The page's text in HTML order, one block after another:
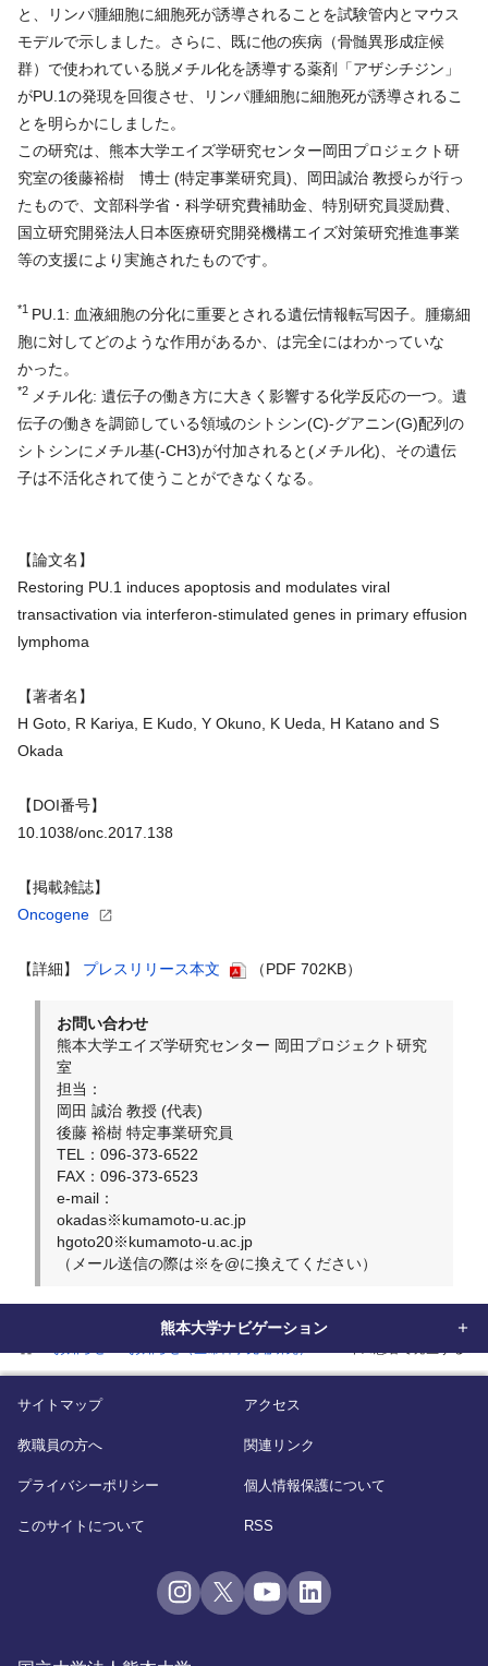
と、リンパ腫細胞に細胞死が誘導されることを試験管内とマウス
モデルで示しました。さらに、既に他の疾病（骨髄異形成症候
群）で使われている脱メチル化を誘導する薬剤「アザシチジン」
がPU.1の発現を回復させ、リンパ腫細胞に細胞死が誘導されるこ
とを明らかにしました。
この研究は、熊本大学エイズ学研究センター岡田プロジェクト研
究室の後藤裕樹 博士 (特定事業研究員)、岡田誠治 教授らが行っ
たもので、文部科学省・科学研究費補助金、特別研究員奨励費、
国立研究開発法人日本医療研究開発機構エイズ対策研究推進事業
等の支援により実施されたものです。
*1 PU.1: 血液細胞の分化に重要とされる遺伝情報転写因子。腫瘍細
胞に対してどのような作用があるか、は完全にはわかっていな
かった。
*2 メチル化: 遺伝子の働き方に大きく影響する化学反応の一つ。遺
伝子の働きを調節している領域のシトシン(C)-グアニン(G)配列の
シトシンにメチル基(-CH3)が付加されると(メチル化)、その遺伝
子は不活化されて使うことができなくなる。
【論文名】
Restoring PU.1 induces apoptosis and modulates viral
transactivation via interferon-stimulated genes in primary effusion
lymphoma
【著者名】
H Goto, R Kariya, E Kudo, Y Okuno, K Ueda, H Katano and S
Okada
【DOI番号】
10.1038/onc.2017.138
【掲載雑誌】
Oncogene
【詳細】 プレスリリース本文 （PDF 702KB）
お問い合わせ
熊本大学エイズ学研究センター 岡田プロジェクト研究
室
担当：
岡田 誠治 教授 (代表)
後藤 裕樹 特定事業研究員
TEL：096-373-6522
FAX：096-373-6523
e-mail：
okadas※kumamoto-u.ac.jp
hgoto20※kumamoto-u.ac.jp
（メール送信の際は※を@に換えてください）
熊本大学ナビゲーション
サイトマップ アクセス
教職員の方へ 関連リンク
プライバシーポリシー 個人情報保護について
このサイトについて RSS